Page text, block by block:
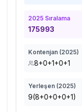
2025 Sıralama
175993
Kontenjan (2025)
8+0+1+0+1
Yerleşen (2025)
9(8+0+0+0+1)